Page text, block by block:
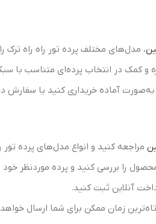
، مدل‌های مختلف پرده تور راه راه ترک
و کمک در انتخاب پرده‌ای متناسب با
به‌صورت آماده خریداری کنید یا
مراجعه کنید و انواع مدل‌های پرده تور
را بررسی کنید و پرده موردنظر خود
آنلاین ثبت کنید.
زمان ممکن برای شما ارسال